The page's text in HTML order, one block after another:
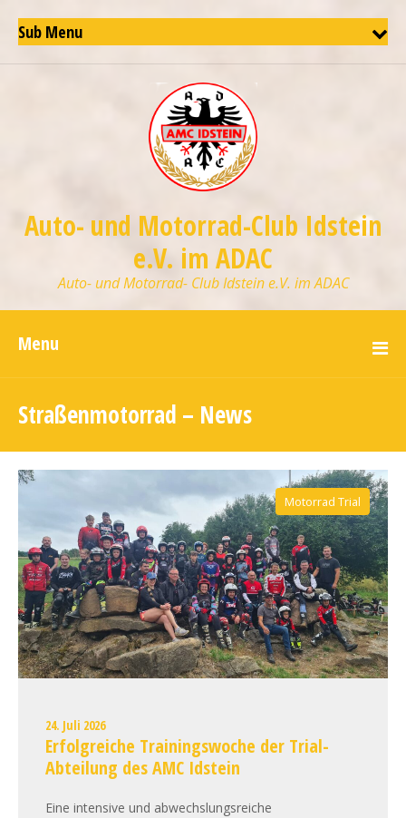
Sub Menu
Auto- und Motorrad-Club Idstein
e.V. im ADAC
Auto- und Motorrad- Club Idstein e.V. im ADAC
Menu
Straßenmotorrad – News
Motorrad Trial
24. Juli 2026
Erfolgreiche Trainingswoche der Trial-
Abteilung des AMC Idstein
Eine intensive und abwechslungsreiche